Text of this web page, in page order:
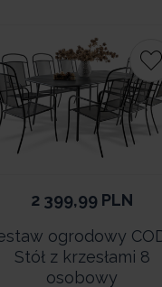
2 399,99 PLN
ogrodowy
Stół z krzesłami 8
osobowy